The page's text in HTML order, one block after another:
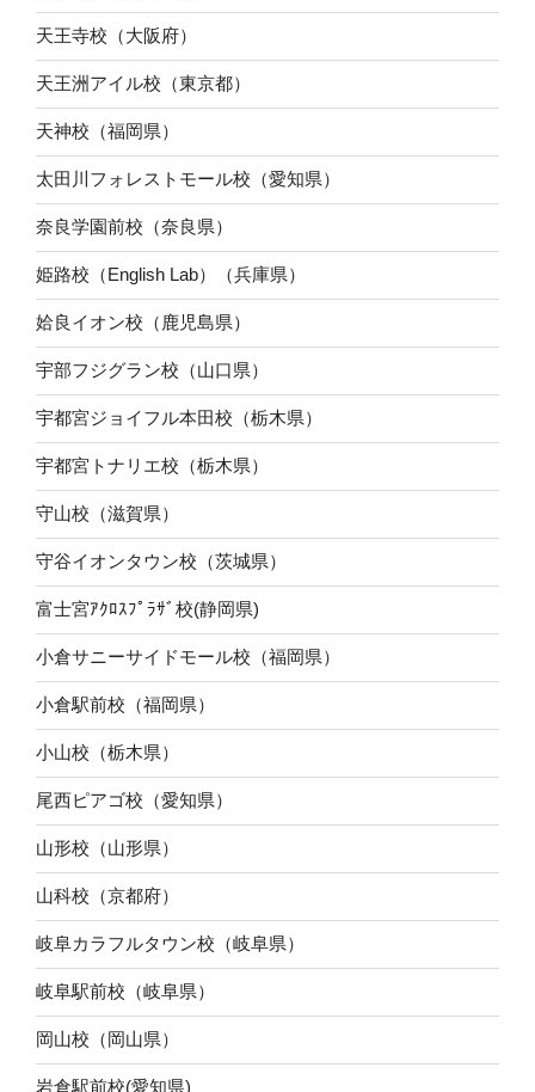
天王寺校（大阪府）
天王洲アイル校（東京都）
天神校（福岡県）
太田川フォレストモール校（愛知県）
奈良学園前校（奈良県）
姫路校（English Lab）（兵庫県）
姶良イオン校（鹿児島県）
宇部フジグラン校（山口県）
宇都宮ジョイフル本田校（栃木県）
宇都宮トナリエ校（栃木県）
守山校（滋賀県）
守谷イオンタウン校（茨城県）
富士宮ｱｸﾛｽﾌﾟﾗｻﾞ校(静岡県)
小倉サニーサイドモール校（福岡県）
小倉駅前校（福岡県）
小山校（栃木県）
尾西ピアゴ校（愛知県）
山形校（山形県）
山科校（京都府）
岐阜カラフルタウン校（岐阜県）
岐阜駅前校（岐阜県）
岡山校（岡山県）
岩倉駅前校(愛知県)